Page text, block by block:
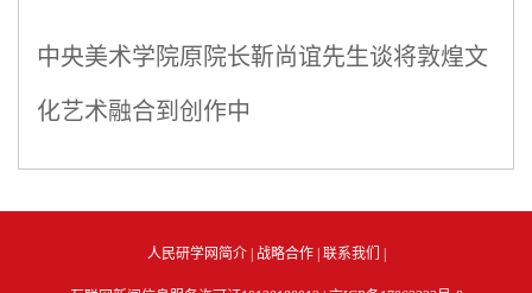
中央美术学院原院长靳尚谊先生谈将敦煌文
化艺术融合到创作中
人民研学网简介| 战略合作| 联系我们